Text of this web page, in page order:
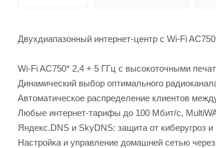
Двухдиапазонный интернет-центр с Wi-Fi
Wi-Fi AC750* 2,4 + 5 ГГц c высокоточными
Динамический выбор оптимального
Автоматическое распределение клиентов
Любые интернет-тарифы до 100 Мбит/с,
Яндекс.DNS и SkyDNS: защита от киберугроз и
Настройка и управление домашней сетью